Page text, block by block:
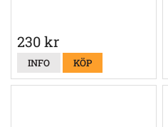
230 kr
INFO KÖP